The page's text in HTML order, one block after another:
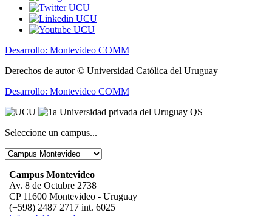
Desarrollo: Montevideo COMM
Derechos de autor © Universidad Católica del Uruguay
Desarrollo: Montevideo COMM
Seleccione un campus...
Campus Montevideo
Av. 8 de Octubre 2738
CP 11600 Montevideo - Uruguay
(+598) 2487 2717 int. 6025